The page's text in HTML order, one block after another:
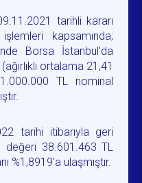
tarihli kararı
kapsamında;
Borsa İstanbul'da
ortalama 21,41
TL nominal
tarihi itibarıyla geri
değeri 38.601.463 TL
%1,8919'a ulaşmıştır.